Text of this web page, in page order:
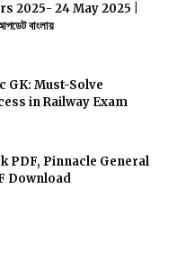
2025- 24 May 2025 |
বাংলায়
GK: Must-Solve
in Railway Exam
PDF, Pinnacle General
Download